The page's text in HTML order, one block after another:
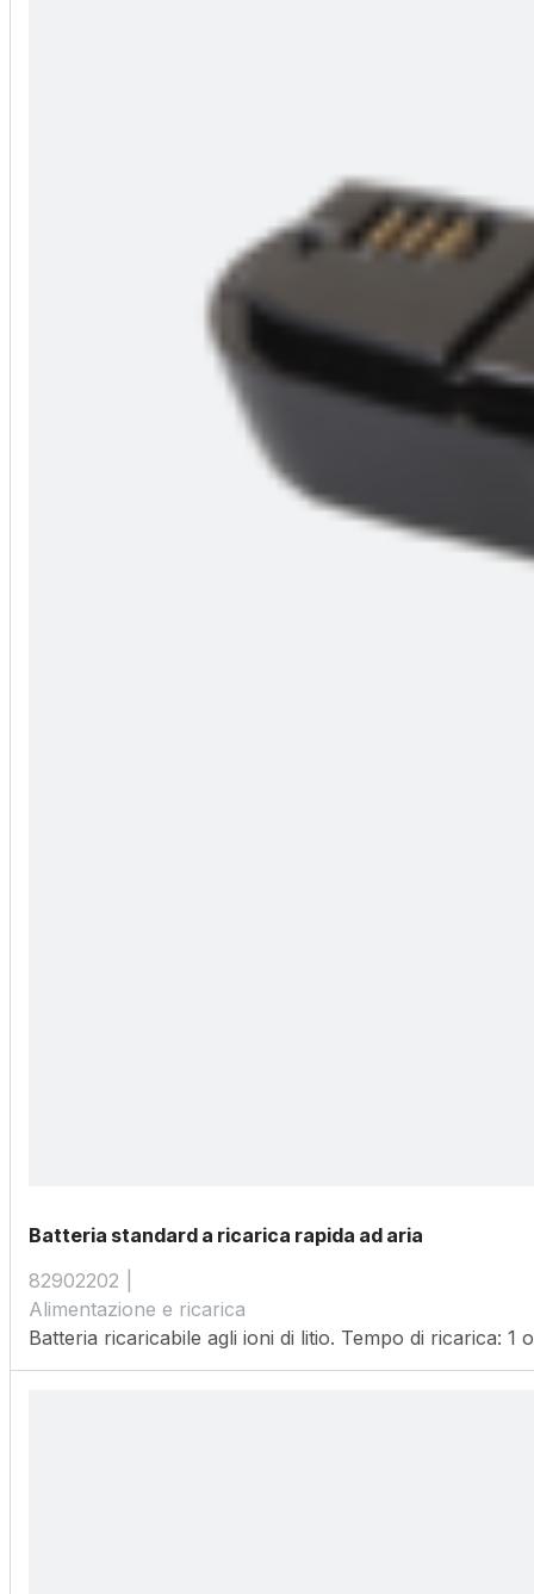
Batteria standard a ricarica rapida ad aria
82902202
Alimentazione e ricarica
Batteria ricaricabile agli ioni di litio. Tempo di ricarica: